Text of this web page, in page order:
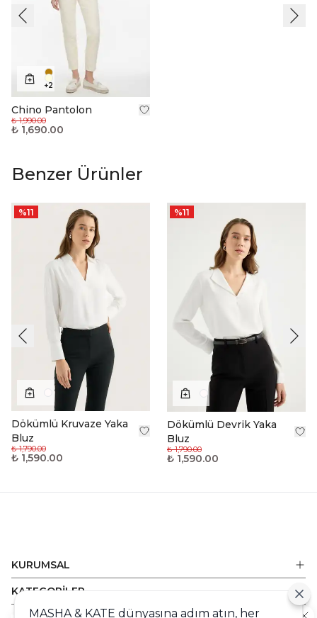
+2
Chino Pantolon
₺ 1,990.00
₺ 1,690.00
Benzer Ürünler
%11
Dökümlü Kruvaze Yaka
Bluz
₺ 1,790.00
₺ 1,590.00
%11
Dökümlü Devrik Yaka
Bluz
₺ 1,790.00
₺ 1,590.00
KURUMSAL
KATEGORİLER
MASHA & KATE dünyasına adım atın, her